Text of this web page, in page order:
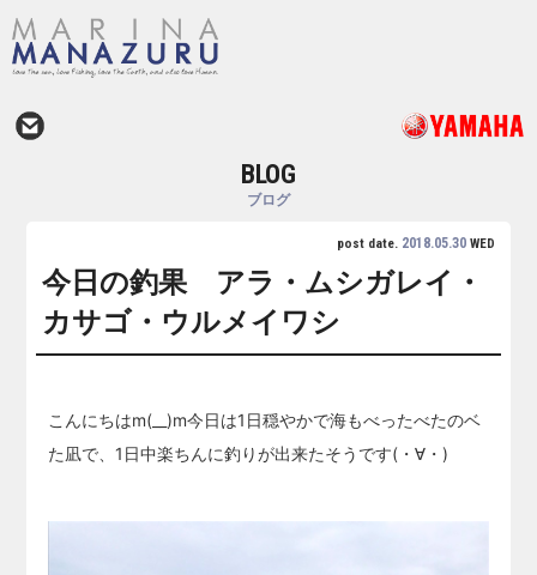
BLOG
ブログ
post date. 2018.05.30WED
今日の釣果 アラ・ムシガレイ・
カサゴ・ウルメイワシ
こんにちはm(__)m今日は1日穏やかで海もべったべたのベ
た凪で、1日中楽ちんに釣りが出来たそうです(・∀・)